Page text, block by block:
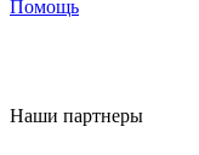
Помощь
Наши партнеры